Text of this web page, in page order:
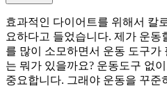
효과적인 다이어트를 위해서 칼
요하다고 들었습니다. 제가 운동
를 많이 소모하면서 운동 도구가
는 뭐가 있을까요? 운동도구 없
중요합니다. 그래야 운동을 꾸준